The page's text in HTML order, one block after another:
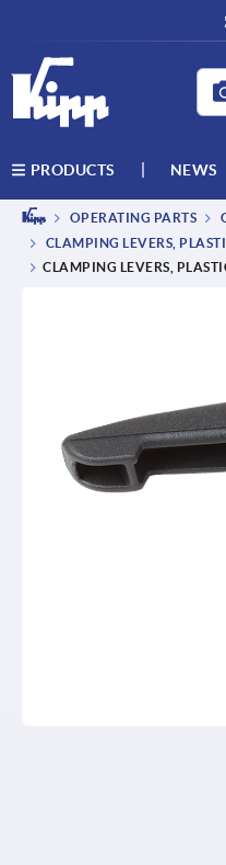
PRODUCTS NEWS
OPERATING PARTS
CLAMPING LEVERS,
CLAMPING LEVERS,